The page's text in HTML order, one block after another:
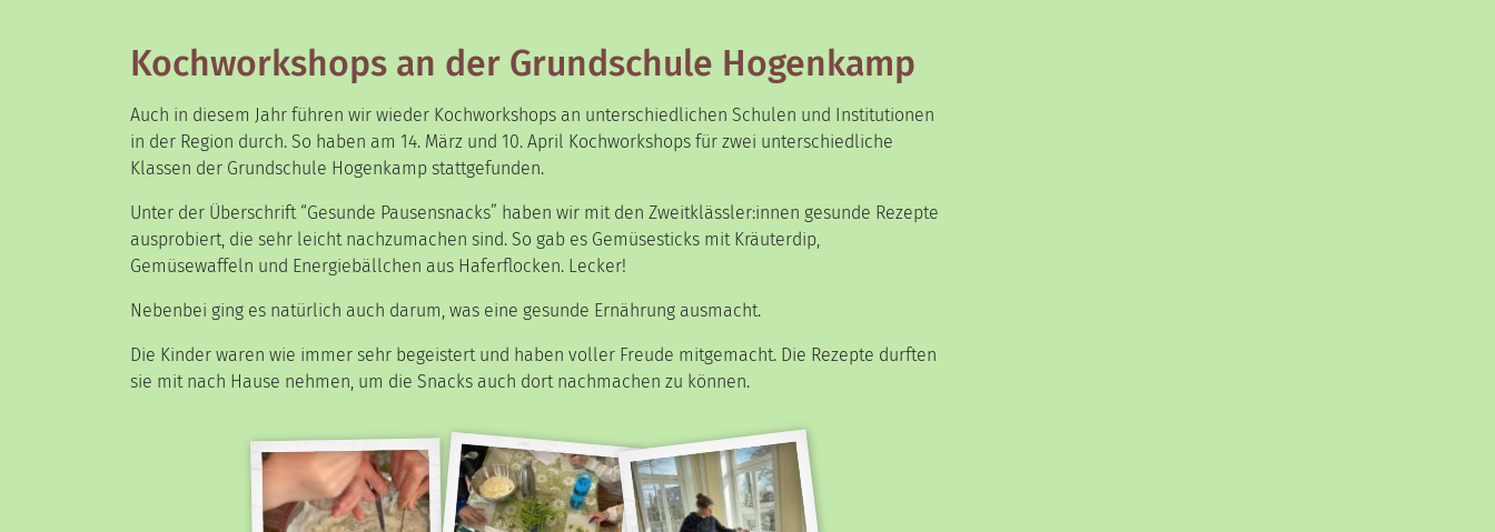
Kochworkshops an der Grundschule Hogenkamp
Auch in diesem Jahr führen wir wieder Kochworkshops an unterschiedlichen Schulen und Institutionen
in der Region durch. So haben am 14. März und 10. April Kochworkshops für zwei unterschiedliche
Klassen der Grundschule Hogenkamp stattgefunden.
Unter der Überschrift “Gesunde Pausensnacks” haben wir mit den Zweitklässler:innen gesunde Rezepte
ausprobiert, die sehr leicht nachzumachen sind. So gab es Gemüsesticks mit Kräuterdip,
Gemüsewaffeln und Energiebällchen aus Haferflocken. Lecker!
Nebenbei ging es natürlich auch darum, was eine gesunde Ernährung ausmacht.
Die Kinder waren wie immer sehr begeistert und haben voller Freude mitgemacht. Die Rezepte durften
sie mit nach Hause nehmen, um die Snacks auch dort nachmachen zu können.